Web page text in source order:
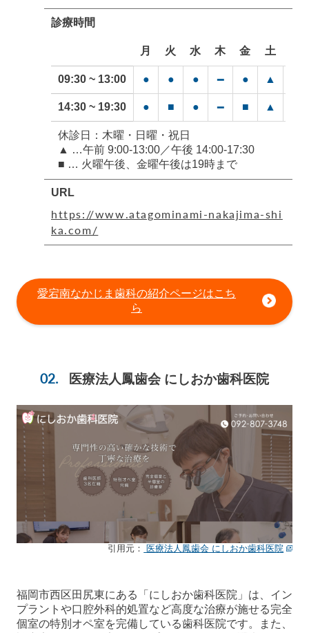
診療時間
月 火 水 木 金 土
09:30 ~ 13:00 ● ● ● ━ ● ▲
14:30 ~ 19:30 ● ■ ● ━ ■ ▲
休診日：木曜・日曜・祝日
▲ …午前 9:00-13:00／午後 14:00-17:30
■ … 火曜午後、金曜午後は19時まで
URL
https://www.atagominami-nakajima-shi
ka.com/
愛宕南なかじま歯科の紹介ページはこち
ら
医療法人鳳歯会 にしおか歯科医院
引用元： 医療法人鳳歯会 にしおか歯科医院
福岡市西区田尻東にある「にしおか歯科医院」は、イン
プラントや口腔外科的処置など高度な治療が施せる完全
個室の特別オペ室を完備している歯科医院です。また、